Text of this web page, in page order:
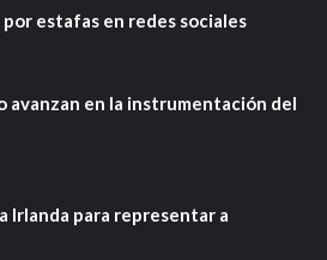
estafas en redes sociales
avanzan en la instrumentación del
Irlanda para representar a